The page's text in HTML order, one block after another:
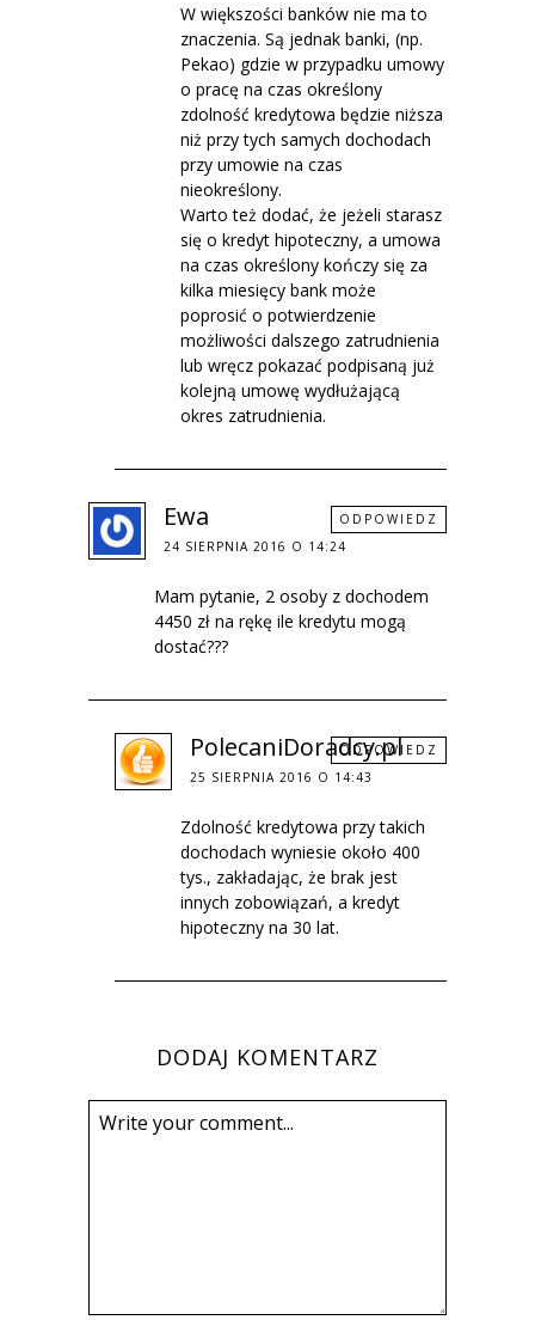
W większości banków nie ma to
znaczenia. Są jednak banki, (np.
Pekao) gdzie w przypadku umowy
o pracę na czas określony
zdolność kredytowa będzie niższa
niż przy tych samych dochodach
przy umowie na czas
nieokreślony.
Warto też dodać, że jeżeli starasz
się o kredyt hipoteczny, a umowa
na czas określony kończy się za
kilka miesięcy bank może
poprosić o potwierdzenie
możliwości dalszego zatrudnienia
lub wręcz pokazać podpisaną już
kolejną umowę wydłużającą
okres zatrudnienia.
Ewa
24 SIERPNIA 2016 O 14:24
Mam pytanie, 2 osoby z dochodem
4450 zł na rękę ile kredytu mogą
dostać???
ODPOWIEDZ
PolecaniDoradcy.pl
25 SIERPNIA 2016 O 14:43
Zdolność kredytowa przy takich
dochodach wyniesie około 400
tys., zakładając, że brak jest
innych zobowiązań, a kredyt
hipoteczny na 30 lat.
ODPOWIEDZ
DODAJ KOMENTARZ